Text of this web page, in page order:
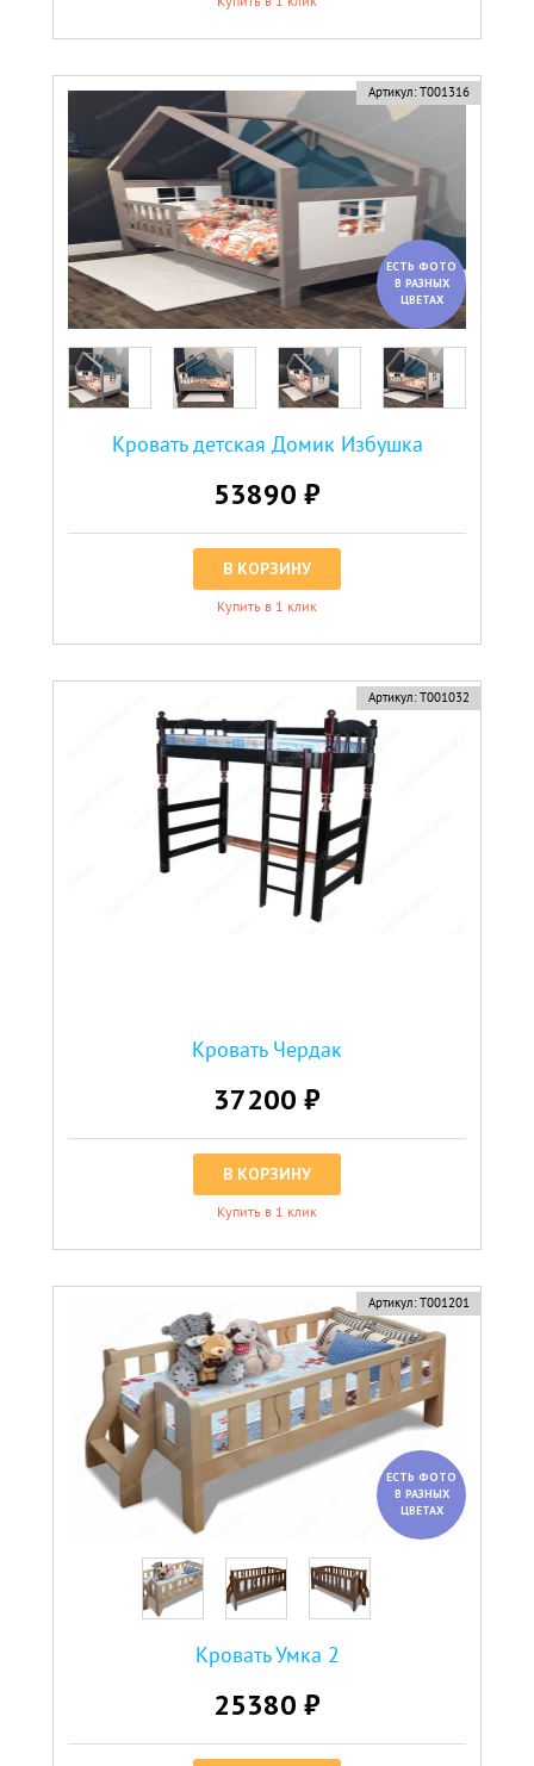
Артикул: Т001316
ЕСТЬ ФОТО
В РАЗНЫХ
ЦВЕТАХ
Кровать детская Домик Избушка
53890 ₽
В КОРЗИНУ
Купить в 1 клик
Артикул: Т001032
Кровать Чердак
37200 ₽
В КОРЗИНУ
Купить в 1 клик
Артикул: Т001201
ЕСТЬ ФОТО
В РАЗНЫХ
ЦВЕТАХ
Кровать Умка 2
25380 ₽